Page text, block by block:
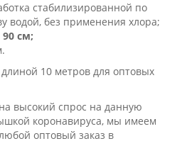
стабилизированной по
водой, без применения хлора;
см;
10 метров для оптовых
высокий спрос на данную
коронавируса, мы имеем
оптовый заказ в